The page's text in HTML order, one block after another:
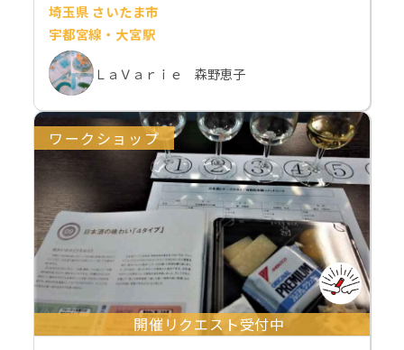
埼玉県 さいたま市
宇都宮線・大宮駅
ＬａＶａｒｉｅ 森野恵子
ワークショップ
開催リクエスト受付中